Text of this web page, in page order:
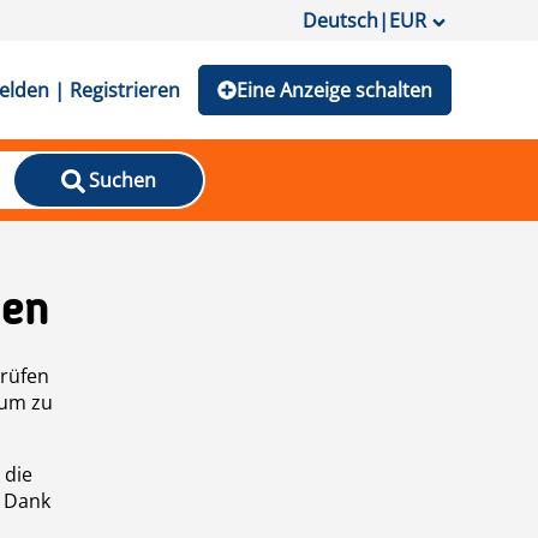
Deutsch|EUR
| Registrieren Eine Anzeige schalten
Suchen
zu
die